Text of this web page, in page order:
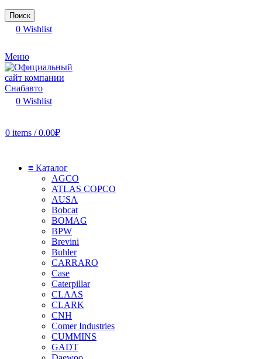
Поиск
0 Wishlist
Меню
0 Wishlist
0 items / 0.00₽
≡ Каталог
AGCO
ATLAS COPCO
AUSA
Bobcat
BOMAG
BPW
Brevini
Buhler
CARRARO
Case
Caterpillar
CLAAS
CLARK
CNH
Comer Industries
CUMMINS
GADT